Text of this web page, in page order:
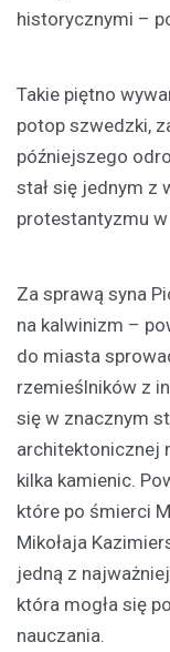
historycznymi –
Takie piętno
potop szwedzki,
późniejszego
stał się jednym z
protestantyzmu w
Za sprawą syna
na kalwinizm –
do miasta
rzemieślników z
się w znacznym
architektonicznej
kilka kamienic.
które po śmierci
Mikołaja
jedną z
która mogła się
nauczania.